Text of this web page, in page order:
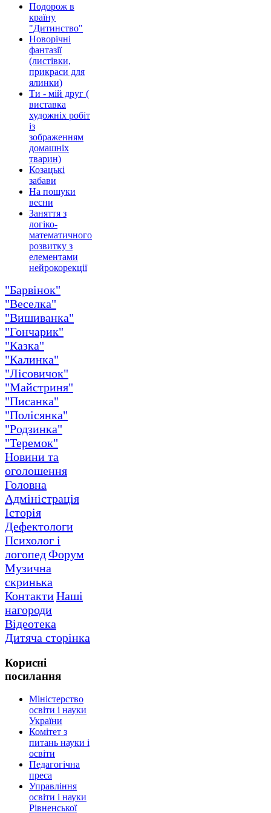
Подорож в
країну
"Дитинство"
Новорічні
фантазії
(листівки,
прикраси для
ялинки)
Ти - мій друг (
виставка
художніх робіт
із
зображенням
домашніх
тварин)
Козацькі
забави
На пошуки
весни
Заняття з
логіко-
математичного
розвитку з
елементами
нейрокорекції
"Барвінок"
"Веселка"
"Вишиванка"
"Гончарик"
"Казка"
"Калинка"
"Лісовичок"
"Майстриня"
"Писанка"
"Полісянка"
"Родзинка"
"Теремок"
Новини та
оголошення
Головна
Адміністрація
Історія
Дефектологи
Психолог і
логопедФорум
Музична
скринька
КонтактиНаші
нагороди
Відеотека
Дитяча сторінка
Корисні
посилання
Міністерство
освіти і науки
України
Комітет з
питань науки і
освіти
Педагогічна
преса
Управління
освіти і науки
Рівненської